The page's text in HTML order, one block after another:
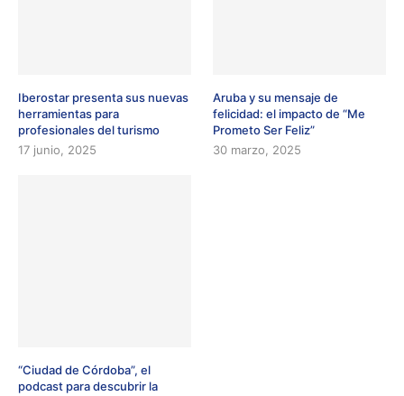
Iberostar presenta sus nuevas
herramientas para
profesionales del turismo
17 junio, 2025
Aruba y su mensaje de
felicidad: el impacto de “Me
Prometo Ser Feliz”
30 marzo, 2025
“Ciudad de Córdoba”, el
podcast para descubrir la